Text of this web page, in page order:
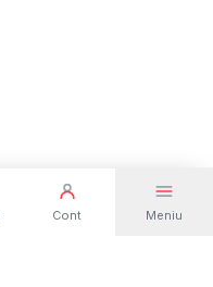
Cont Meniu